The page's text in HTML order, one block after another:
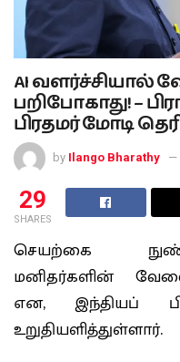
AI வளர்ச்சியால்
பறிபோகாது! –
பிரதமர் மோடி
by Ilango Bharathy
29
SHARES
செயற்கை
மனிதர்களின்
என, இந்தியப்
உறுதியளித்துள்ளார்.